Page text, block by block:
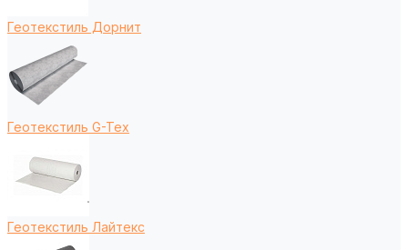
Геотекстиль Дорнит
Геотекстиль G-Tex
Геотекстиль Лайтекс